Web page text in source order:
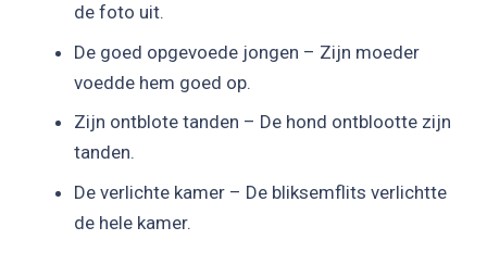
de foto uit.
De goed opgevoede jongen – Zijn moeder
voedde hem goed op.
Zijn ontblote tanden – De hond ontblootte zijn
tanden.
De verlichte kamer – De bliksemflits verlichtte
de hele kamer.